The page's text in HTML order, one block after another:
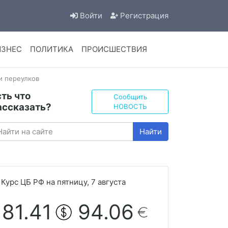
Войти Регистрация
ПОЛИТИКА ПРОИСШЕСТВИЯ
переулков
что
Сообщить
НОВОСТЬ
Найти
Курс ЦБ РФ на пятницу, 7 августа
81.41 94.06